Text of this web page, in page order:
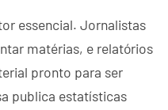
essencial. Jornalistas
matérias, e relatórios
pronto para ser
publica estatísticas